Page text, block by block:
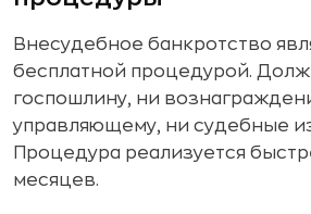
Внесудебное банкротство
бесплатной процедурой.
госпошлину, ни
управляющему, ни судебные
Процедура реализуется
месяцев.